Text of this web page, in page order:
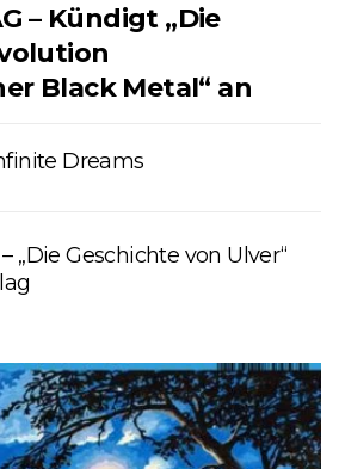
– Kündigt „Die
Black Metal“ an
Dreams
„Die Geschichte von Ulver“